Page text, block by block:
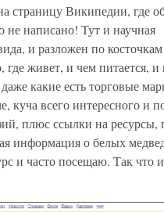
страницу Википедии, где
не написано! Тут и научная
и разложен по
где живет, и чем питается, и
какие есть торговые
куча всего интересного и
плюс ссылки на ресурсы,
информация о белых
и часто посещаю. Так что